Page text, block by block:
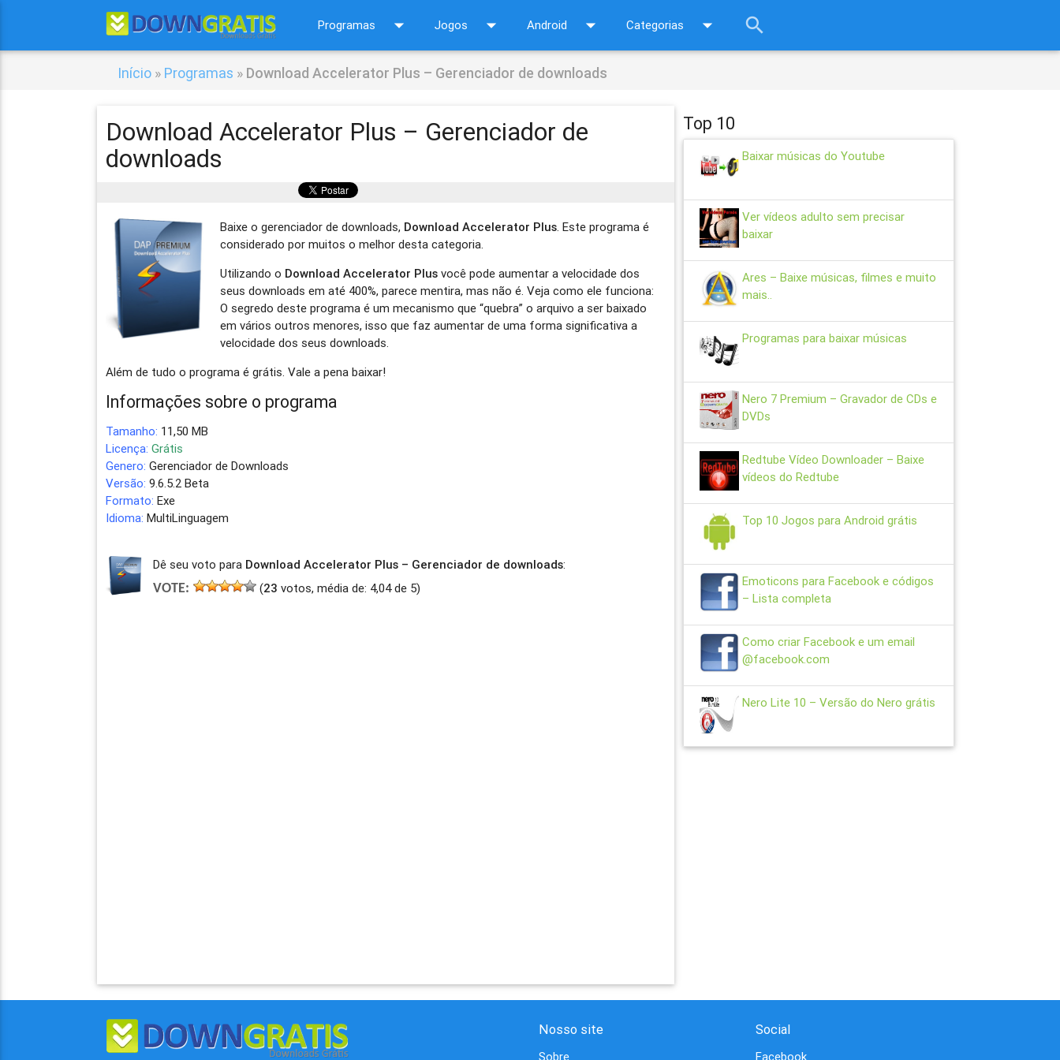
Programas arrow_drop_down Jogos arrow_drop_down Android arrow_drop_down Categorias arrow_drop_down search
Início » Programas » Download Accelerator Plus – Gerenciador de downloads
Download Accelerator Plus – Gerenciador de
downloads
Baixe o gerenciador de downloads, Download Accelerator Plus . Este programa é
considerado por muitos o melhor desta categoria.
Utilizando o Download Accelerator Plus você pode aumentar a velocidade dos
seus downloads em até 400%, parece mentira, mas não é. Veja como ele funciona:
O segredo deste programa é um mecanismo que “quebra” o arquivo a ser baixado
em vários outros menores, isso que faz aumentar de uma forma significativa a
velocidade dos seus downloads.
Além de tudo o programa é grátis. Vale a pena baixar!
Informações sobre o programa
Tamanho: 11,50 MB
Licença: Grátis
Genero:Gerenciador de Downloads
Versão: 9.6.5.2 Beta
Formato:Exe
Idioma:MultiLinguagem
Dê seu voto para Download Accelerator Plus – Gerenciador de downloads:
VOTE:
(23 votos, média de: 4,04de 5)
Top 10
Baixar músicas do Youtube
Ver vídeos adulto sem precisar
baixar
Ares – Baixe músicas, filmes e muito
mais..
Programas para baixar músicas
Nero 7 Premium – Gravador de CDs e
DVDs
Redtube Vídeo Downloader – Baixe
vídeos do Redtube
Top 10 Jogos para Android grátis
Emoticons para Facebook e códigos
– Lista completa
Como criar Facebook e um email
@facebook.com
Nero Lite 10 – Versão do Nero grátis
Nosso site
Sobre
Social
Facebook